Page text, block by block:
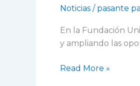
Noticias / pasante
En la Fundación
y ampliando las
lanza
programa
de
Veterinaria
Read More »